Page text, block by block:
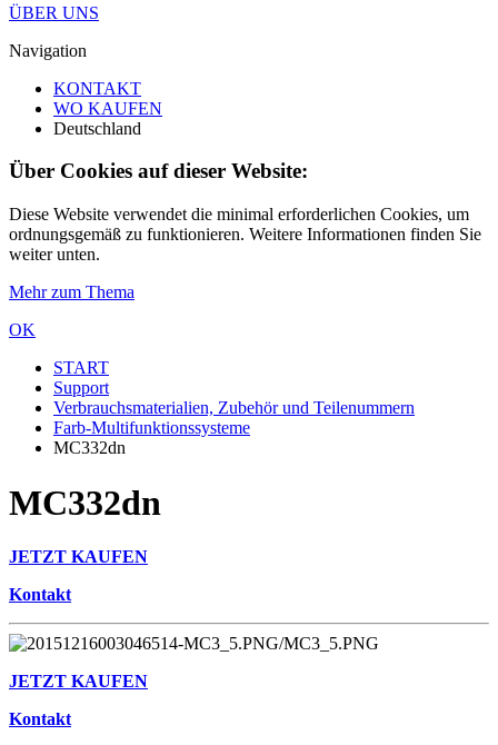
ÜBER UNS
Navigation
KONTAKT
WO KAUFEN
Deutschland
Über Cookies auf dieser Website:
Diese Website verwendet die minimal erforderlichen Cookies, um
ordnungsgemäß zu funktionieren. Weitere Informationen finden Sie
weiter unten.
Mehr zum Thema
OK
START
Support
Verbrauchsmaterialien, Zubehör und Teilenummern
Farb-Multifunktionssysteme
MC332dn
MC332dn
JETZT KAUFEN
Kontakt
JETZT KAUFEN
Kontakt